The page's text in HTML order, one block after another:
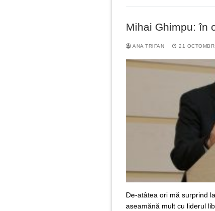
Mihai Ghimpu: în
ANA TRIFAN 21
De-atâtea ori mă surprind
aseamănă mult cu liderul